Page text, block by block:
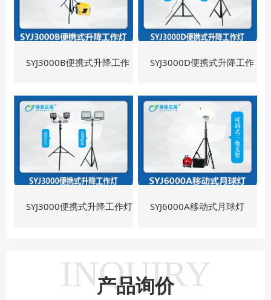
SYJ3000B便携式升降工作
灯
SYJ3000D便携式升降工作
灯
SYJ3000便携式升降工作灯 SYJ6000A移动式月球灯
INQUIRY
产品询价